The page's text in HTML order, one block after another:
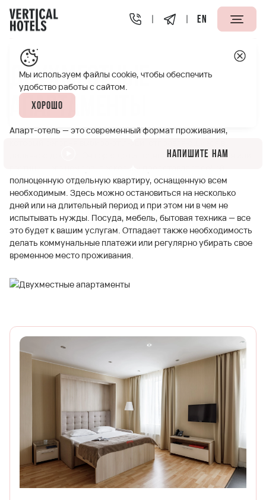
EN
Апарт-отели Vertical Двухместные апартаменты
Двухместные
апартаменты
Апарт-отель — это современный формат проживания,
дальнюю дорогу. Он гораздо выгоднее съемного жилья или
полноценную отдельную квартиру, оснащенную всем
необходимым. Здесь можно остановиться на несколько
дней или на длительный период и при этом ни в чем не
испытывать нужды. Посуда, мебель, бытовая техника — все
это будет к вашим услугам. Отпадает также необходимость
делать коммунальные платежи или регулярно убирать свое
временное место проживания.
Мы используем файлы cookie, чтобы обеспечить
удобство работы с сайтом.
Хорошо
Напишите нам